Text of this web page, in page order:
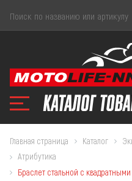
Главная страница Каталог
Атрибутика
Браслет стальной с